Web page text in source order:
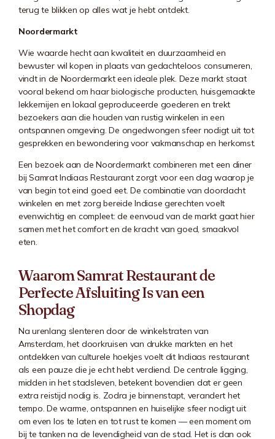
terug te blikken op alles wat je hebt ontdekt.
Noordermarkt
Wie waarde hecht aan kwaliteit en duurzaamheid en
bewuster wil kopen in plaats van gedachteloos consumeren,
vindt in de Noordermarkt een ideale plek. Deze markt staat
vooral bekend om haar biologische producten, huisgemaakte
lekkernijen en lokaal geproduceerde goederen en trekt
bezoekers aan die houden van rustig winkelen in een
ontspannen omgeving. De ongedwongen sfeer nodigt uit tot
gesprekken en bewondering voor vakmanschap en herkomst.
Een bezoek aan deNoordermarktcombineren met een diner
bij Samrat Indiaas Restaurant zorgt voor een dag waarop je
van begin tot eind goed eet. De combinatie van doordacht
winkelen en met zorg bereide Indiase gerechten voelt
evenwichtig en compleet: de eenvoud van de markt gaat hier
samen met het comfort en de kracht van goed, smaakvol
eten.
Waarom Samrat Restaurant de
Perfecte Afsluiting Is van een
Shopdag
Na urenlang slenteren door de winkelstraten van
Amsterdam, het doorkruisen van drukke markten en het
ontdekken van culturele hoekjes voelt dit Indiaas restaurant
als een pauze die je echt hebt verdiend. De centrale ligging,
midden in het stadsleven, betekent bovendien dat er geen
extra reistijd nodig is. Zodra je binnenstapt, verandert het
tempo. De warme, ontspannen en huiselijke sfeer nodigt uit
om even los te laten en tot rust te komen — een moment om
bij te tanken na de levendigheid van de stad. Het is dan ook